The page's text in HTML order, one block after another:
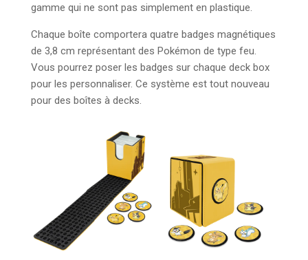
gamme qui ne sont pas simplement en plastique.
Chaque boîte comportera quatre badges magnétiques
de 3,8 cm représentant des Pokémon de type feu.
Vous pourrez poser les badges sur chaque deck box
pour les personnaliser. Ce système est tout nouveau
pour des boîtes à decks.